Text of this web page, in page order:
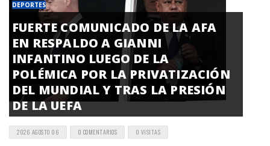
DEPORTES
FUERTE COMUNICADO DE LA AFA
EN RESPALDO A GIANNI
INFANTINO LUEGO DE LA
POLÉMICA POR LA PRIVATIZACIÓN
DEL MUNDIAL Y TRAS LA PRESIÓN
DE LA UEFA
2026 AGOSTO 06 0 COMENTARIOS 0 VISITAS